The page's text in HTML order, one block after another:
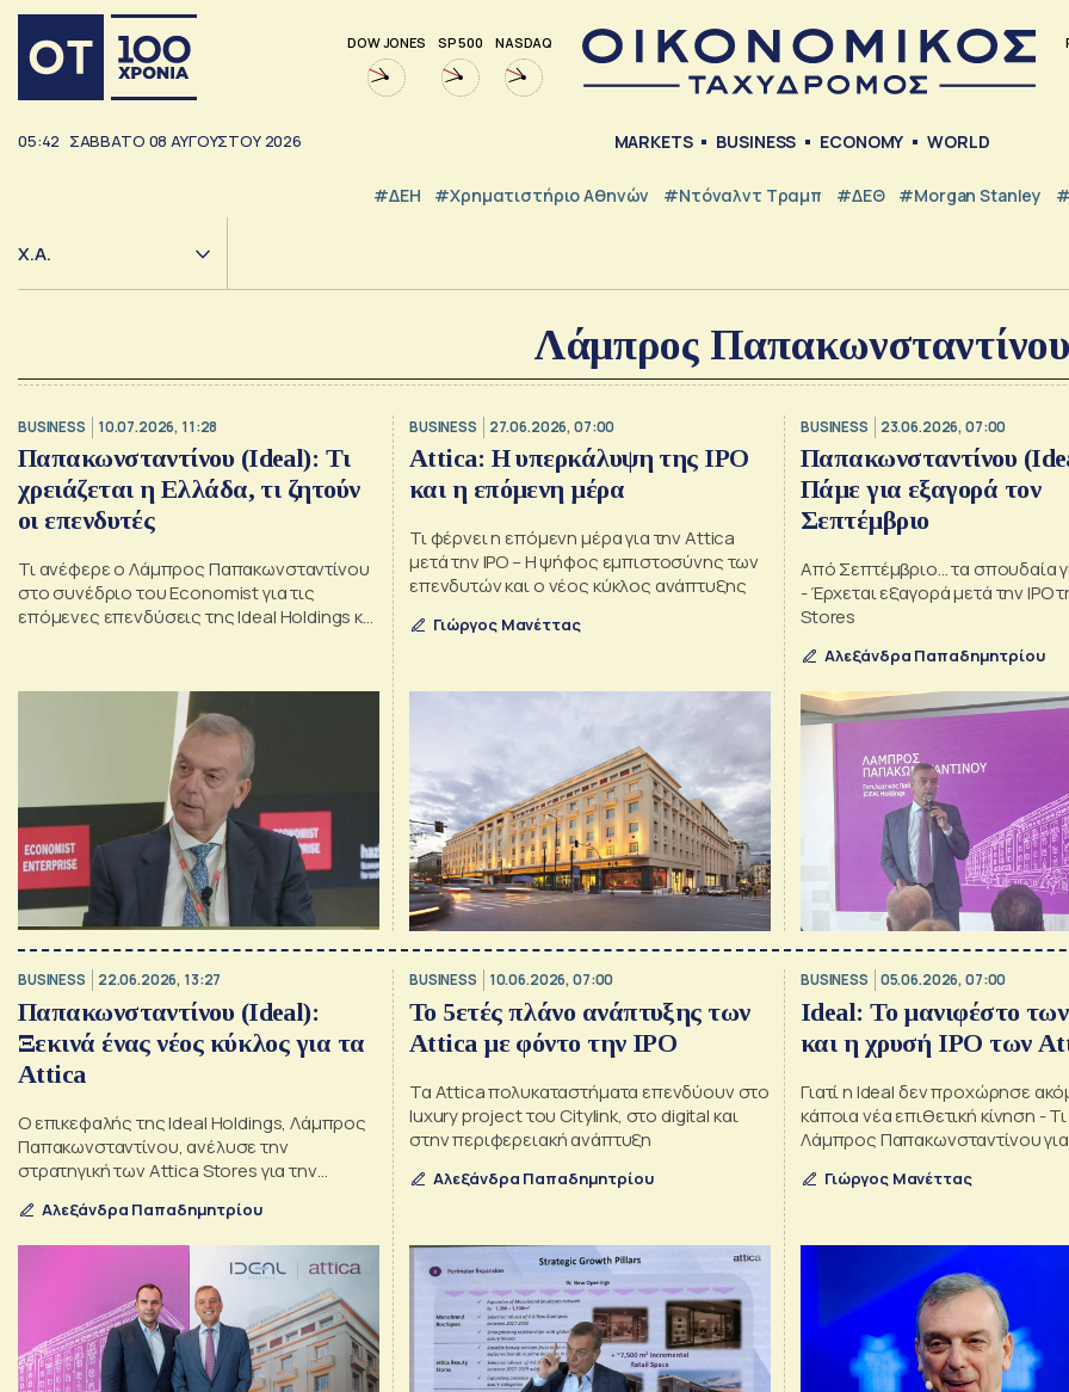
DOW JONES SP 500 NASDAQ
05:42 ΣΑΒΒΑΤΟ 08 ΑΥΓΟΥΣΤΟΥ 2026 MARKETS BUSINESS ECONOMY WORLD
#ΔΕΗ #Χρηματιστήριο Αθηνών #Ντόναλντ Τραμπ #ΔΕΘ #Morgan Stanley
Χ.Α.
Λάμπρος Παπακωνσταντίνου
BUSINESS 10.07.2026, 11:28
Παπακωνσταντίνου (Ideal): Τι
χρειάζεται η Ελλάδα, τι ζητούν
οι επενδυτές
Τι ανέφερε ο Λάμπρος Παπακωνσταντίνου
στο συνέδριο του Economist για τις
επόμενες επενδύσεις της Ideal Holdings και
BUSINESS 27.06.2026, 07:00
Attica: Η υπερκάλυψη της IPO
και η επόμενη μέρα
Τι φέρνει η επόμενη μέρα για την Attica
μετά την IPO – Η ψήφος εμπιστοσύνης των
επενδυτών και ο νέος κύκλος ανάπτυξης
Γιώργος Μανέττας
BUSINESS 23.06.2026, 07:00
Παπακωνσταντίνου
Πάμε για εξαγορά τον
Σεπτέμβριο
Από Σεπτέμβριο... τα σπουδαία
- Έρχεται εξαγορά μετά την IPO
Stores
Αλεξάνδρα Παπαδημητρίου
BUSINESS 22.06.2026, 13:27
Παπακωνσταντίνου (Ideal):
Ξεκινά ένας νέος κύκλος για τα
Attica
O επικεφαλής της Ideal Holdings, Λάμπρος
Παπακωνσταντίνου, ανέλυσε την
στρατηγική των Attica Stores για την
Αλεξάνδρα Παπαδημητρίου
BUSINESS 10.06.2026, 07:00
Το 5ετές πλάνο ανάπτυξης των
Attica με φόντο την IPO
Τα Attica πολυκαταστήματα επενδύουν στο
luxury project του Citylink, στο digital και
στην περιφερειακή ανάπτυξη
Αλεξάνδρα Παπαδημητρίου
BUSINESS 05.06.2026, 07:00
Ιdeal: Το μανιφέστο
και η χρυσή IPO των
Γιατί η Ideal δεν προχώρησε
κάποια νέα επιθετική κίνηση -
Λάμπρος Παπακωνσταντίνου
Γιώργος Μανέττας